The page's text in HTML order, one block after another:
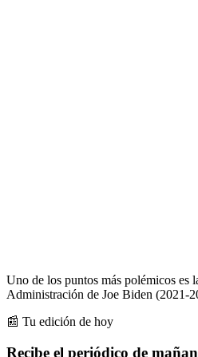
Uno de los puntos más polémicos es
Administración de Joe Biden (2021-
📰 Tu edición de hoy
Recibe el periódico de